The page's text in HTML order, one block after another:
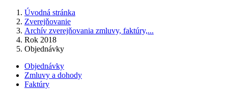
Úvodná stránka
Zverejňovanie
Archív zverejňovania zmluvy, faktúry,...
Rok 2018
Objednávky
Objednávky
Zmluvy a dohody
Faktúry